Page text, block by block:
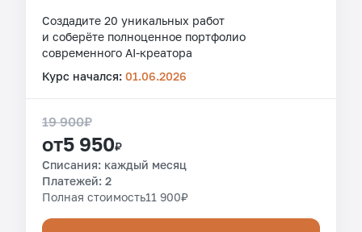
Создадите 20 уникальных работ
и соберёте полноценное портфолио
современного AI-креатора
Курс начался: 01.06.2026
19 900₽
от5 950₽
Списания: каждый месяц
Платежей: 2
Полная стоимость11 900₽